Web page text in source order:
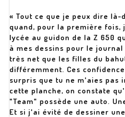
« Tout ce que je peux dire là-
quand, pour la première fois,
lycée au guidon de la Z 650
à mes dessins pour le
très net que les filles du
différemment. Ces
surpris que tu ne m'aies pas
cette planche, on constate
"Team" possède une auto.
Et si j'ai évité de dessiner